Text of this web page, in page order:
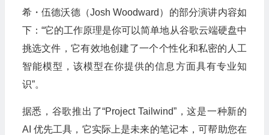
希・伍德沃德（Josh Woodward）的部分演讲内容如
下：“它的工作原理是你可以简单地从谷歌云端硬盘中
挑选文件，它有效地创建了一个个性化和私密的人工
智能模型，该模型在你提供的信息方面具有专业知
识”。
据悉，谷歌推出了“Project Tailwind”，这是一种新的
AI 优先工具，它实际上是未来的笔记本，可帮助您在